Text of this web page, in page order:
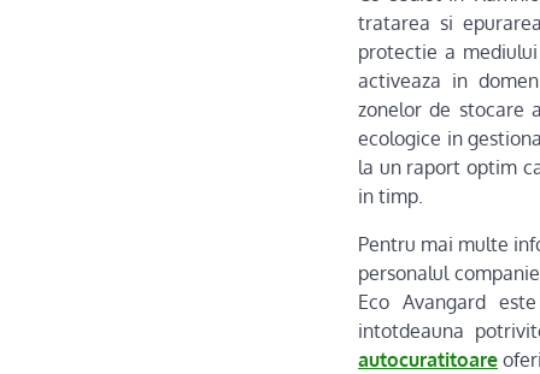
tratarea si
protectie a
activeaza in
zonelor de stocare
ecologice in
la un raport optim
in timp.
Pentru mai multe
personalul
Eco Avangard
intotdeauna
autocuratitoare